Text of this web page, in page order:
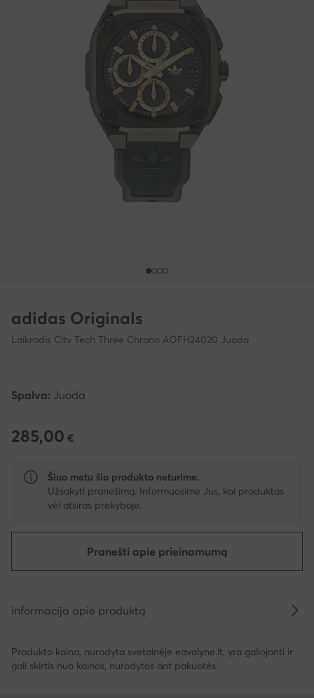
adidas Originals
Laikrodis City Tech Three Chrono AOFH24020 Juoda
Spalva: Juoda
285,00 €
285,00 €
Šiuo metu šio produkto neturime.
Užsakyti pranešimą. Informuosime Jus, kai produktas
vėl atsiras prekyboje.
Pranešti apie prieinamumą
Informacija apie produktą
Produkto kaina, nurodyta svetainėje eavalyne.lt, yra galiojanti ir
gali skirtis nuo kainos, nurodytos ant pakuotės.